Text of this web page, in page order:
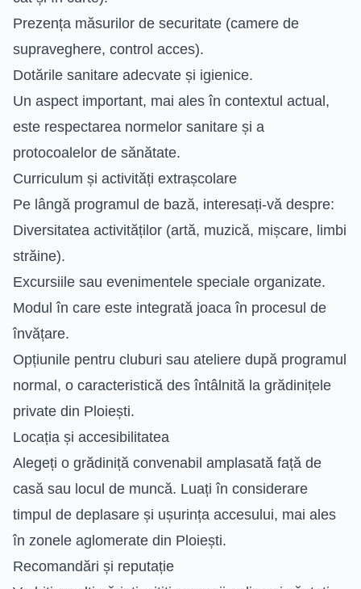
Prezența măsurilor de securitate (camere de
supraveghere, control acces).
Dotările sanitare adecvate și igienice.
Un aspect important, mai ales în contextul actual,
este respectarea normelor sanitare și a
protocoalelor de sănătate.
Curriculum și activități extrașcolare
Pe lângă programul de bază, interesați-vă despre:
Diversitatea activităților (artă, muzică, mișcare, limbi
străine).
Excursiile sau evenimentele speciale organizate.
Modul în care este integrată joaca în procesul de
învățare.
Opțiunile pentru cluburi sau ateliere după programul
normal, o caracteristică des întâlnită la grădinițele
private din Ploiești.
Locația și accesibilitatea
Alegeți o grădiniță convenabil amplasată față de
casă sau locul de muncă. Luați în considerare
timpul de deplasare și ușurința accesului, mai ales
în zonele aglomerate din Ploiești.
Recomandări și reputație